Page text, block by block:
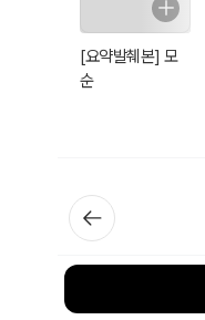
[요약발췌본] 모
순